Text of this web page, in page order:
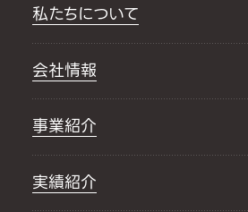
私たちについて
会社情報
事業紹介
実績紹介